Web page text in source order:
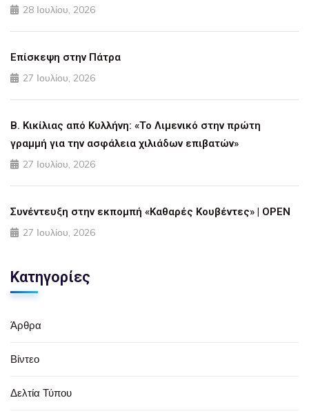
28 Ιουλίου, 2026
Επίσκεψη στην Πάτρα
27 Ιουλίου, 2026
Β. Κικίλιας από Κυλλήνη: «Το Λιμενικό στην πρώτη
γραμμή για την ασφάλεια χιλιάδων επιβατών»
27 Ιουλίου, 2026
Συνέντευξη στην εκπομπή «Καθαρές Κουβέντες» | OPEN
27 Ιουλίου, 2026
Κατηγορίες
Άρθρα
Βίντεο
Δελτία Τύπου